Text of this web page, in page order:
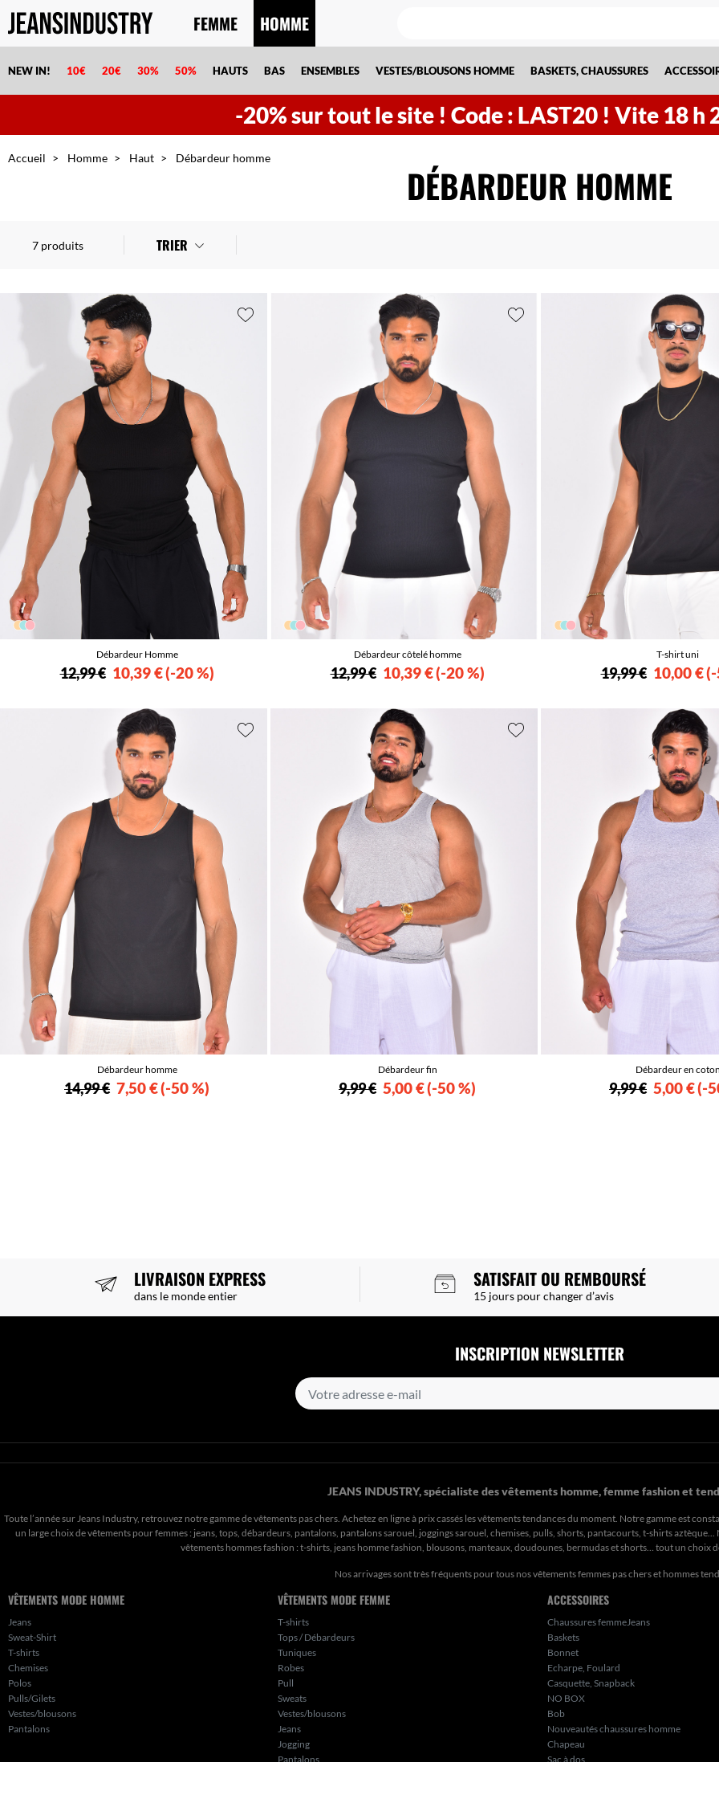
-20% sur tout le site ! Code : LAST20 ! Vite 18h
FEMME HOMME
NEW IN! 10€ 20€ 30% 50% HAUTS BAS ENSEMBLES VESTES/BLOUSONS HOMME BASKETS, CHAUSSURES
Accueil Homme Haut Débardeur homme
DÉBARDEUR HOMME
7 produits TRIER
Débardeur Homme
12,99 € 10,39 € -20 %
Débardeur côtelé homme
12,99 € 10,39 € -20 %
T-shirt uni
19,99 € 10,00 €
Débardeur homme
14,99 € 7,50 € -50 %
Débardeur fin
9,99 € 5,00 € -50 %
Débardeur en
9,99 € 5,00 € -
LIVRAISON EXPRESS
dans le monde entier
SATISFAIT OU REMBOURSÉ
15 jours pour changer d’avis
INSCRIPTION NEWSLETTER
JEANS INDUSTRY, spécialiste des vêtements homme, femme fashion et
Toute l’année sur Jeans Industry, retrouvez notre gamme de vêtements pas chers. Achetez en ligne à prix cassés les vêtements tendances du moment. Notre gamme est
un large choix de vêtements pour femmes : jeans, tops, débardeurs, pantalons, pantalons sarouel, joggings sarouel, chemises, pulls, shorts, pantacourts, t-shirts
vêtements hommes fashion : t-shirts, jeans homme fashion, blousons, manteaux, doudounes, bermudas et shorts… tout un choix
Nos arrivages sont très fréquents pour tous nosvêtements femmes pas cherset hommes
VÊTEMENTS MODE HOMME
Jeans
Sweat-Shirt
T-shirts
Chemises
Polos
Pulls/Gilets
Vestes/blousons
Pantalons
VÊTEMENTS MODE FEMME
T-shirts
Tops / Débardeurs
Tuniques
Robes
Pull
Sweats
Vestes/blousons
Jeans
Jogging
Pantalons
ACCESSOIRES
Chaussures femmeJeans
Baskets
Bonnet
Echarpe, Foulard
Casquette, Snapback
NO BOX
Bob
Nouveautés chaussures homme
Chapeau
Sac à dos